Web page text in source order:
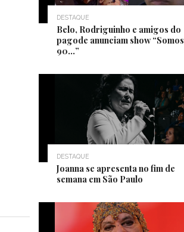
DESTAQUE
Belo, Rodriguinho e amigos do
pagode anunciam show “Somos
90…”
DESTAQUE
Joanna se apresenta no fim de
semana em São Paulo